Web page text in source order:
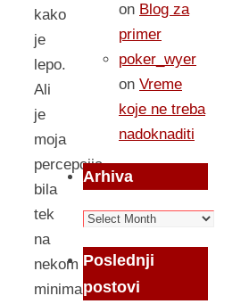
kako
je
lepo.
Ali
je
moja
percepcija
bila
tek
na
nekom
minimalističkom
on Blog za
primer
poker_wyer
on Vreme
koje ne treba
nadoknaditi
Arhiva
Arhiva
Poslednji
postovi